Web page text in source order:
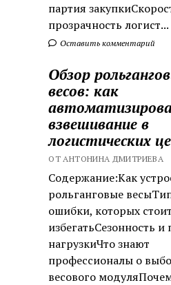
партия
прозрачность логист...
Оставить комментарий
Обзор
весов: как
взвешивание в
логистических
ОТ АНТОНИНА ДМИТРИЕВА
Содержание:Как
рольганговые
ошибки, которых стоит
избегатьСезонность
нагрузкиЧто знают
профессионалы о
весового